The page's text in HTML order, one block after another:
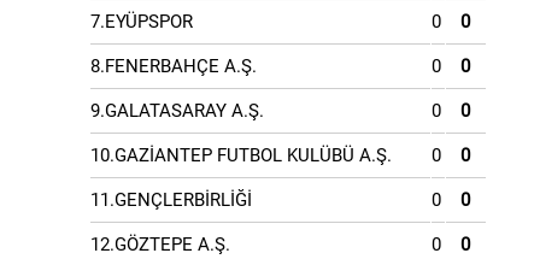
7.EYÜPSPOR 0 0
8.FENERBAHÇE A.Ş. 0 0
9.GALATASARAY A.Ş. 0 0
10.GAZİANTEP FUTBOL KULÜBÜ A.Ş. 0 0
11.GENÇLERBİRLİĞİ 0 0
12.GÖZTEPE A.Ş. 0 0